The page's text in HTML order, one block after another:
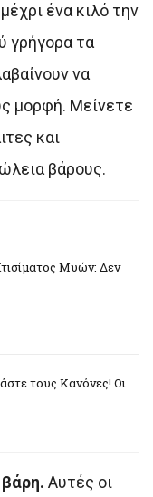
ένα κιλό την
γρήγορα τα
να
μορφή. Μείνετε
και
βάρους.
Μυών: Δεν
τους Κανόνες! Οι
Αυτές οι